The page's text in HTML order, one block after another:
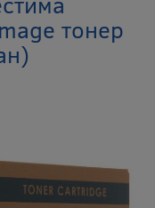
тонер